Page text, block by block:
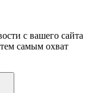
с вашего сайта
самым охват